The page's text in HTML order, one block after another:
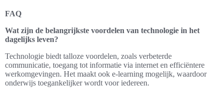
FAQ
Wat zijn de belangrijkste voordelen van technologie in het
dagelijks leven?
Technologie biedt talloze voordelen, zoals verbeterde
communicatie, toegang tot informatie via internet en efficiëntere
werkomgevingen. Het maakt ook e-learning mogelijk, waardoor
onderwijs toegankelijker wordt voor iedereen.